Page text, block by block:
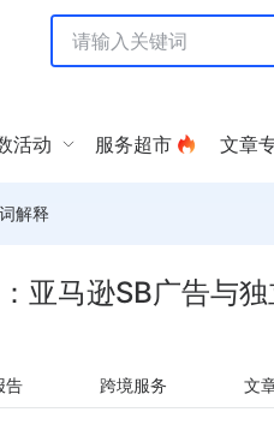
活动 服务超市 文章
解释
亚马逊SB广告与
告 跨境服务 文